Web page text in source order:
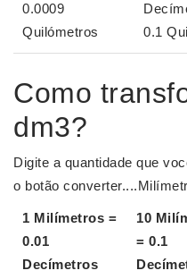
0.0009
Quilómetros
0.1
Como
dm3?
Digite a quantidade que
o botão
1 Milímetros =
0.01
Decímetros
10
= 0.1